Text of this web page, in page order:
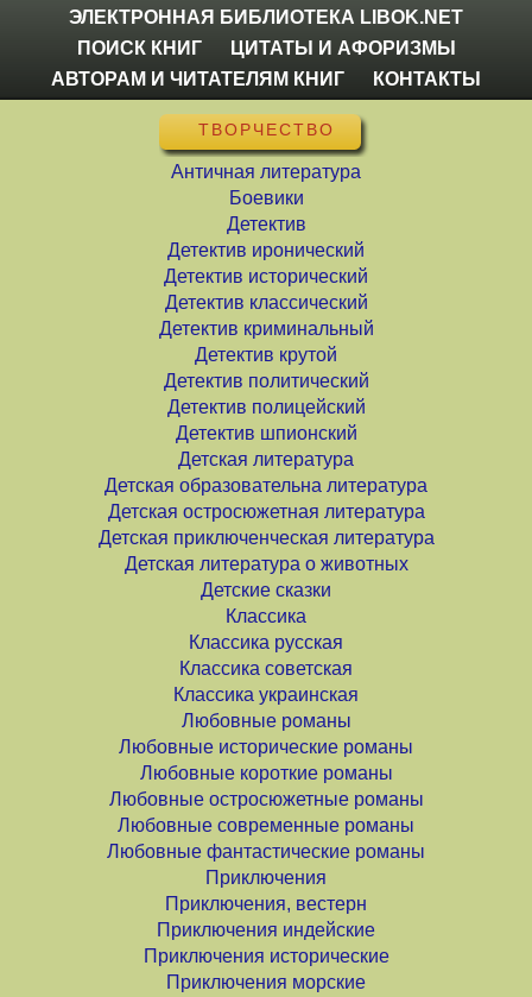
ЭЛЕКТРОННАЯ БИБЛИОТЕКА LIBOK.NET
ПОИСК КНИГ
ЦИТАТЫ И АФОРИЗМЫ
АВТОРАМ И ЧИТАТЕЛЯМ КНИГ
КОНТАКТЫ
ТВОРЧЕСТВО
Античная литература
Боевики
Детектив
Детектив иронический
Детектив исторический
Детектив классический
Детектив криминальный
Детектив крутой
Детектив политический
Детектив полицейский
Детектив шпионский
Детская литература
Детская образовательна литература
Детская остросюжетная литература
Детская приключенческая литература
Детская литература о животных
Детские сказки
Классика
Классика русская
Классика советская
Классика украинская
Любовные романы
Любовные исторические романы
Любовные короткие романы
Любовные остросюжетные романы
Любовные современные романы
Любовные фантастические романы
Приключения
Приключения, вестерн
Приключения индейские
Приключения исторические
Приключения морские